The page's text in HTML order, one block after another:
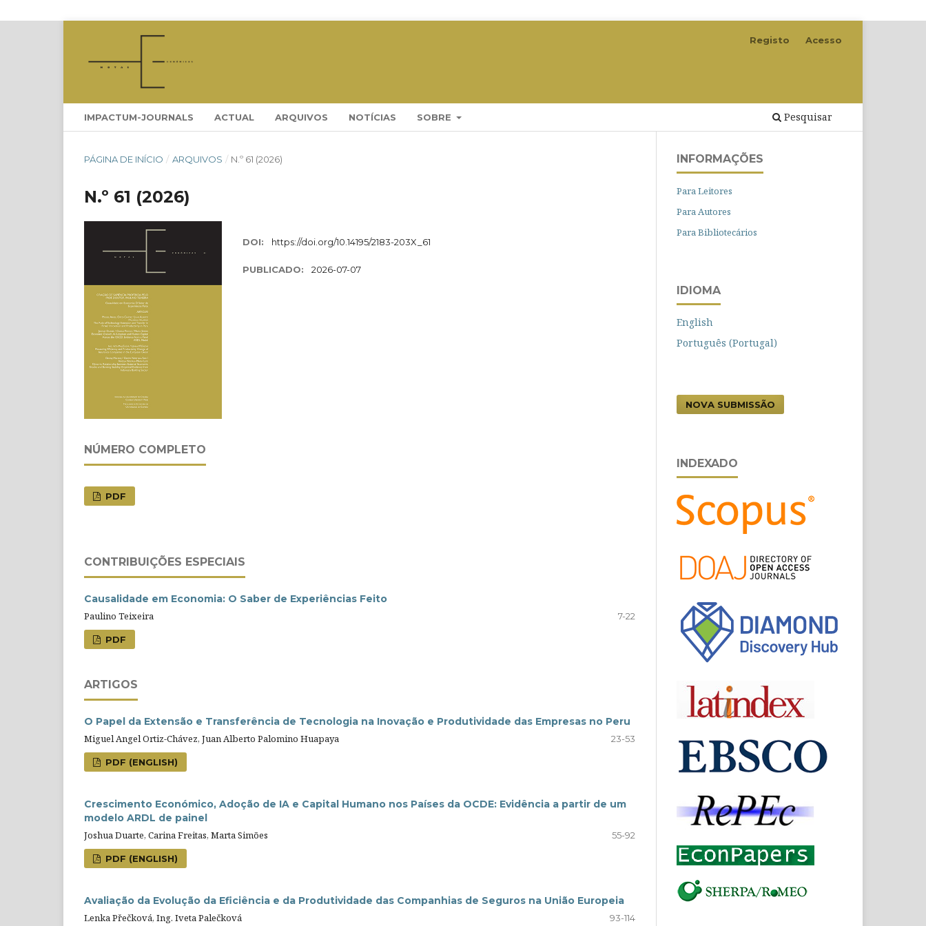
IMPACTUM-JOURNALS ACTUAL ARQUIVOS NOTÍCIAS SOBRE Pesquisar
Registo Acesso
PÁGINA DE INÍCIO / ARQUIVOS / N.º 61 (2026)
N.º 61 (2026)
DOI: https://doi.org/10.14195/2183-203X_61
PUBLICADO: 2026-07-07
NÚMERO COMPLETO
PDF
CONTRIBUIÇÕES ESPECIAIS
Causalidade em Economia: O Saber de Experiências Feito
Paulino Teixeira
7-22
PDF
ARTIGOS
O Papel da Extensão e Transferência de Tecnologia na Inovação e Produtividade das Empresas no Peru
Miguel Angel Ortiz-Chávez, Juan Alberto Palomino Huapaya
23-53
PDF (ENGLISH)
Crescimento Económico, Adoção de IA e Capital Humano nos Países da OCDE: Evidência a partir de um
modelo ARDL de painel
Joshua Duarte, Carina Freitas, Marta Simões
55-92
PDF (ENGLISH)
Avaliação da Evolução da Eficiência e da Produtividade das Companhias de Seguros na União Europeia
Lenka Přečková, Ing. Iveta Palečková
93-114
INFORMAÇÕES
Para Leitores
Para Autores
Para Bibliotecários
IDIOMA
English
Português (Portugal)
NOVA SUBMISSÃO
INDEXADO